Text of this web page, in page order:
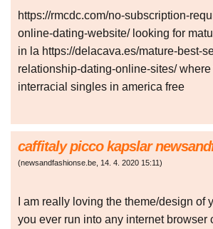
https://rmcdc.com/no-subscription-
online-dating-website/ looking for
in la https://delacava.es/mature-best-
relationship-dating-online-sites/ where
interracial singles in america free
caffitaly picco kapslar
(newsandfashionse.be, 14. 4. 2020 15:11)
I am really loving the theme/design of
you ever run into any internet browser